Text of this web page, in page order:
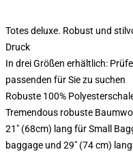
Totes deluxe. Robust und
Druck
In drei Größen erhältlich:
passenden für Sie zu suchen
Robuste 100%
Tremendous robuste
21" (68cm) lang für Small
baggage und 29" (74 cm)